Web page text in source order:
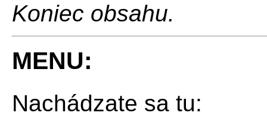
Koniec obsahu.
MENU:
Nachádzate sa tu: